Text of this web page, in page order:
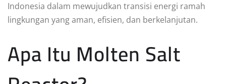
Indonesia dalam mewujudkan transisi energi ramah
lingkungan yang aman, efisien, dan berkelanjutan.
Apa Itu Molten Salt